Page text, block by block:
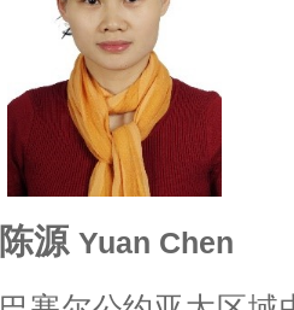
陈源 Yuan Chen